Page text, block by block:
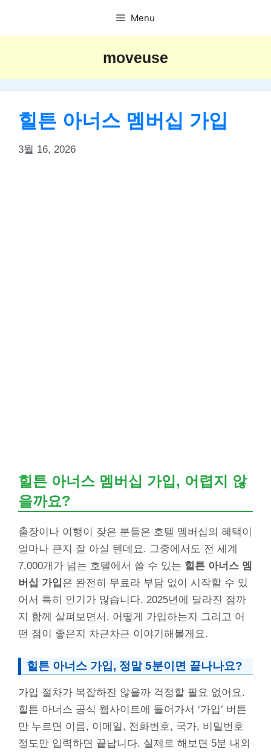
content
Menu
moveuse
힐튼 아너스 멤버십 가입
3월 16, 2026
힐튼 아너스 멤버십 가입, 어렵지 않
을까요?
출장이나 여행이 잦은 분들은 호텔 멤버십의 혜택이
얼마나 큰지 잘 아실 텐데요. 그중에서도 전 세계
7,000개가 넘는 호텔에서 쓸 수 있는 힐튼 아너스 멤
버십 가입은 완전히 무료라 부담 없이 시작할 수 있
어서 특히 인기가 많습니다. 2025년에 달라진 점까
지 함께 살펴보면서, 어떻게 가입하는지 그리고 어
떤 점이 좋은지 차근차근 이야기해볼게요.
힐튼 아너스 가입, 정말 5분이면 끝나나요?
가입 절차가 복잡하진 않을까 걱정할 필요 없어요.
힐튼 아너스 공식 웹사이트에 들어가서 ‘가입’ 버튼
만 누르면 이름, 이메일, 전화번호, 국가, 비밀번호
정도만 입력하면 끝납니다. 실제로 해보면 5분 내외